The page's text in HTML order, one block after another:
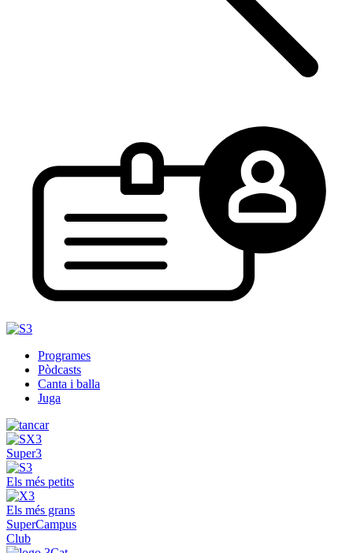
Programes
Pòdcasts
Canta i balla
Juga
Super3
Els més petits
Els més grans
SuperCampus
Club